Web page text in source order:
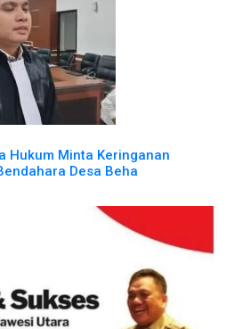
Hukum Minta Keringanan
Desa Beha